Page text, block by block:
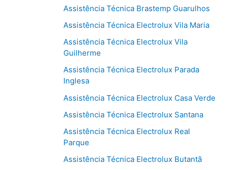
Assistência Técnica Brastemp Guarulhos
Assistência Técnica Electrolux Vila Maria
Assistência Técnica Electrolux Vila
Guilherme
Assistência Técnica Electrolux Parada
Inglesa
Assistência Técnica Electrolux Casa Verde
Assistência Técnica Electrolux Santana
Assistência Técnica Electrolux Real
Parque
Assistência Técnica Electrolux Butantã